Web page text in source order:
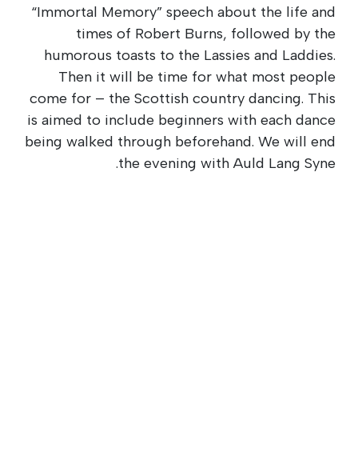
“Immortal Memory” speech about the life and
times of Robert Burns, followed by the
humorous toasts to the Lassies and Laddies.
Then it will be time for what most people
come for – the Scottish country dancing. This
is aimed to include beginners with each dance
being walked through beforehand. We will end
the evening with Auld Lang Syne.